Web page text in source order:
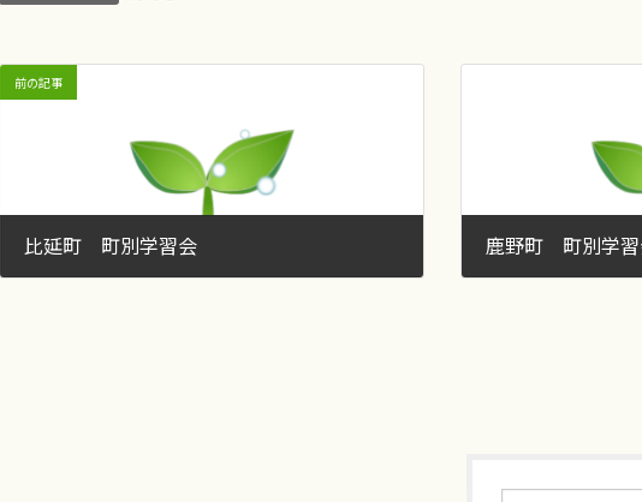
前の記事
比延町 町別学習会 鹿野町 町別学習